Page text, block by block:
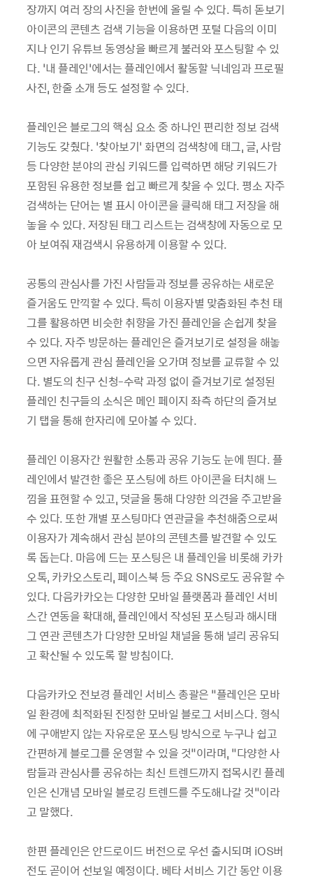
장까지 여러 장의 사진을 한번에 올릴 수 있다. 특히 돋보기
아이콘의 콘텐츠 검색 기능을 이용하면 포털 다음의 이미
지나 인기 유튜브 동영상을 빠르게 불러와 포스팅할 수 있
다. ‘내 플레인’에서는 플레인에서 활동할 닉네임과 프로필
사진, 한줄 소개 등도 설정할 수 있다.
플레인은 블로그의 핵심 요소 중 하나인 편리한 정보 검색
기능도 갖췄다. ‘찾아보기’ 화면의 검색창에 태그, 글, 사람
등 다양한 분야의 관심 키워드를 입력하면 해당 키워드가
포함된 유용한 정보를 쉽고 빠르게 찾을 수 있다. 평소 자주
검색하는 단어는 별 표시 아이콘을 클릭해 태그 저장을 해
놓을 수 있다. 저장된 태그 리스트는 검색창에 자동으로 모
아 보여줘 재검색시 유용하게 이용할 수 있다.
공통의 관심사를 가진 사람들과 정보를 공유하는 새로운
즐거움도 만끽할 수 있다. 특히 이용자별 맞춤화된 추천 태
그를 활용하면 비슷한 취향을 가진 플레인을 손쉽게 찾을
수 있다. 자주 방문하는 플레인은 즐겨보기로 설정을 해놓
으면 자유롭게 관심 플레인을 오가며 정보를 교류할 수 있
다. 별도의 친구 신청-수락 과정 없이 즐겨보기로 설정된
플레인 친구들의 소식은 메인 페이지 좌측 하단의 즐겨보
기 탭을 통해 한자리에 모아볼 수 있다.
플레인 이용자간 원활한 소통과 공유 기능도 눈에 띈다. 플
레인에서 발견한 좋은 포스팅에 하트 아이콘을 터치해 느
낌을 표현할 수 있고, 덧글을 통해 다양한 의견을 주고받을
수 있다. 또한 개별 포스팅마다 연관글을 추천해줌으로써
이용자가 계속해서 관심 분야의 콘텐츠를 발견할 수 있도
록 돕는다. 마음에 드는 포스팅은 내 플레인을 비롯해 카카
오톡, 카카오스토리, 페이스북 등 주요 SNS로도 공유할 수
있다. 다음카카오는 다양한 모바일 플랫폼과 플레인 서비
스간 연동을 확대해, 플레인에서 작성된 포스팅과 해시태
그 연관 콘텐츠가 다양한 모바일 채널을 통해 널리 공유되
고 확산될 수 있도록 할 방침이다.
다음카카오 전보경 플레인 서비스 총괄은 “플레인은 모바
일 환경에 최적화된 진정한 모바일 블로그 서비스다. 형식
에 구애받지 않는 자유로운 포스팅 방식으로 누구나 쉽고
간편하게 블로그를 운영할 수 있을 것”이라며, “다양한 사
람들과 관심사를 공유하는 최신 트렌드까지 접목시킨 플레
인은 신개념 모바일 블로깅 트렌드를 주도해나갈 것”이라
고 말했다.
한편 플레인은 안드로이드 버전으로 우선 출시되며 iOS버
전도 곧이어 선보일 예정이다. 베타 서비스 기간 동안 이용